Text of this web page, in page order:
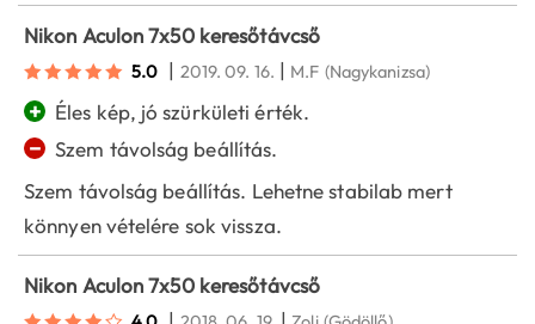
Nikon Aculon 7x50 keresőtávcső
5.0 | 2019. 09. 16. | M.F (Nagykanizsa)
+ Éles kép, jó szürkületi érték.
− Szem távolság beállítás.
Szem távolság beállítás. Lehetne stabilab mert
könnyen vételére sok vissza.
Nikon Aculon 7x50 keresőtávcső